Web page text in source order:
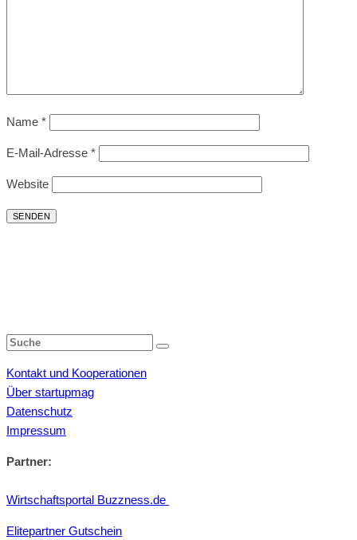
Name *
E-Mail-Adresse *
Website
Kontakt und Kooperationen
Über startupmag
Datenschutz
Impressum
Partner:
Wirtschaftsportal Buzzness.de
Elitepartner Gutschein